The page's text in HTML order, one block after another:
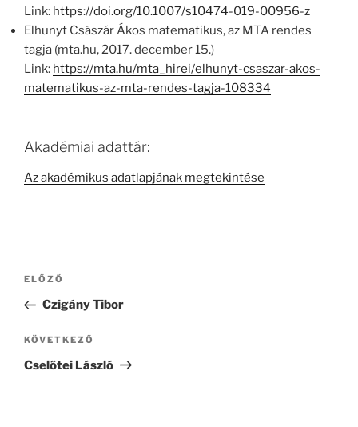
Link: https://doi.org/10.1007/s10474-019-00956-z
Elhunyt Császár Ákos matematikus, az MTA rendes
tagja (mta.hu, 2017. december 15.)
Link: https://mta.hu/mta_hirei/elhunyt-csaszar-akos-
matematikus-az-mta-rendes-tagja-108334
Akadémiai adattár:
Az akadémikus adatlapjának megtekintése
Bejegyzés
Korábbi
bejegyzés
ELŐZŐ
Czigány Tibor
Következő
bejegyzés
KÖVETKEZŐ
Cselőtei László